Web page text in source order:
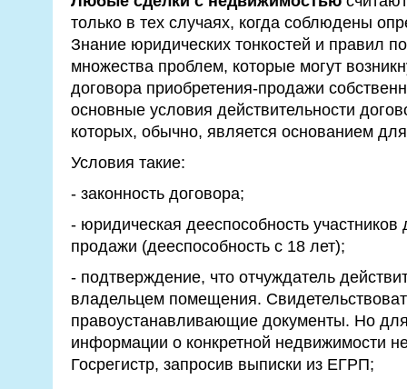
только в тех случаях, когда соблюдены
Знание юридических тонкостей и правил
множества проблем, которые могут
договора приобретения-продажи
основные условия действительности
которых, обычно, является основанием
Условия такие:
- законность договора;
- юридическая дееспособность участников
продажи (дееспособность с 18 лет);
- подтверждение, что отчуждатель
владельцем помещения.
правоустанавливающие документы. Но
информации о конкретной недвижимости
Госрегистр, запросив выписки из ЕГРП;